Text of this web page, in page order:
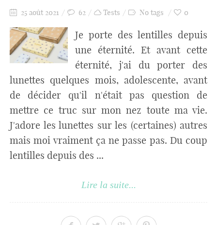
25 août 2021 62 Tests No tags 0
Je porte des lentilles depuis
une éternité. Et avant cette
éternité, j'ai du porter des
lunettes quelques mois, adolescente, avant
de décider qu'il n'était pas question de
mettre ce truc sur mon nez toute ma vie.
J'adore les lunettes sur les (certaines) autres
mais moi vraiment ça ne passe pas. Du coup
lentilles depuis des ...
Lire la suite...